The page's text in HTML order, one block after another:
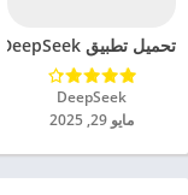
تحميل تطبيق DeepSeek مهكر للاندرويد 2025
DeepSeek‏
مايو 29, 2025